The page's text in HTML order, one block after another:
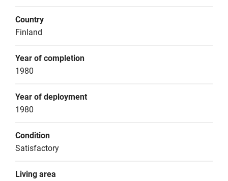
Country
Finland
Year of completion
1980
Year of deployment
1980
Condition
Satisfactory
Living area